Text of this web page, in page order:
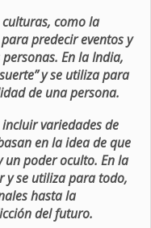
como la
predecir eventos y
En la India,
y se utiliza para
de una persona.
variedades de
en la idea de que
poder oculto. En la
y se utiliza para todo,
hasta la
del futuro.